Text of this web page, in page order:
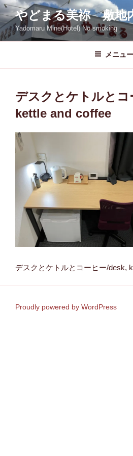
コ
ン
テ
ン
へ
やどまる美祢 敷地
Yadomaru Mine(Hotel) No smoking
メニュー
デスクとケトルとコ
kettle and coffee
デスクとケトルとコーヒー/desk,
Proudly powered by WordPress